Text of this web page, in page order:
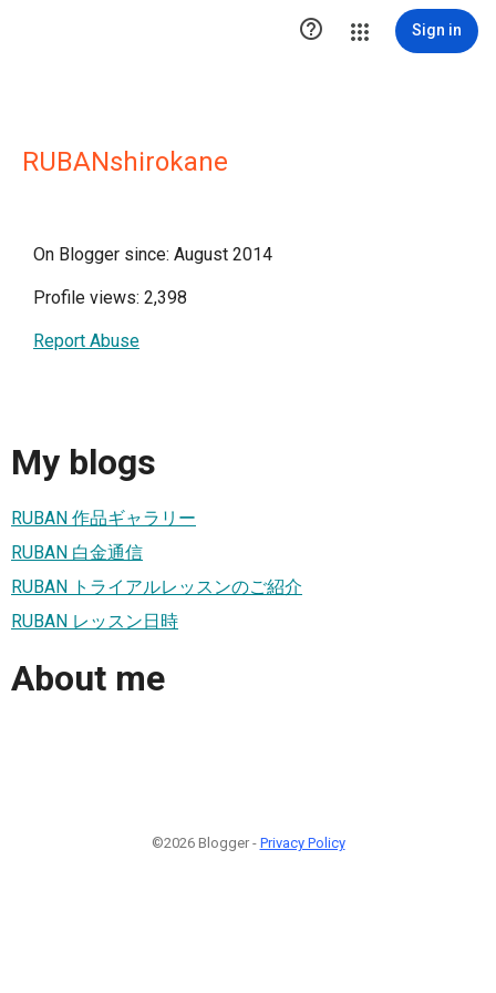
 Sign in
RUBANshirokane
On Blogger since: August 2014
Profile views: 2,398
Report Abuse
My blogs
RUBAN 作品ギャラリー
RUBAN 白金通信
RUBAN トライアルレッスンのご紹介
RUBAN レッスン日時
About me
©2026 Blogger - Privacy Policy